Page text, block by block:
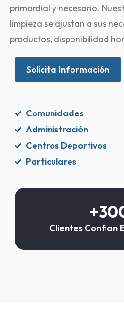
primordial y necesario.
limpieza se ajustan a sus
productos, disponibilidad
Solicita Información
Comunidades
Administración
Centros Deportivos
Particulares
Clientes Confian
+